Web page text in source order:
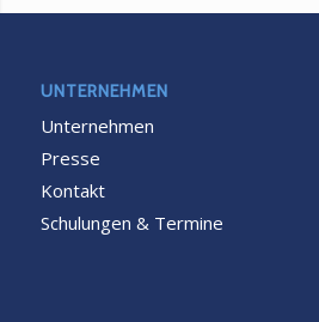
UNTERNEHMEN
Unternehmen
Presse
Kontakt
Schulungen & Termine